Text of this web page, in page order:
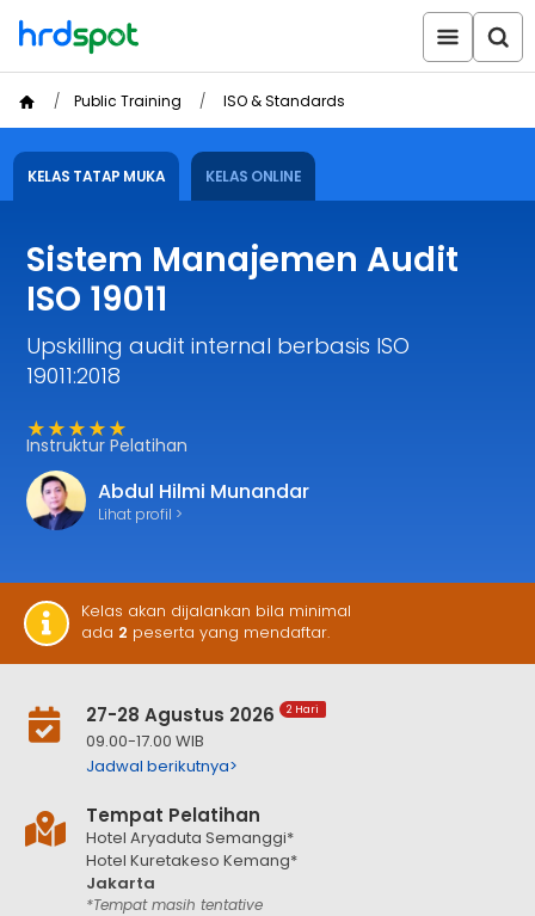
Public Training ISO & Standards
KELAS TATAP MUKA KELAS ONLINE
Sistem Manajemen Audit
ISO 19011
Upskilling audit internal berbasis ISO
19011:2018
★★★★★
Instruktur Pelatihan
Abdul Hilmi Munandar
Lihat profil >
Kelas akan dijalankan bila minimal
ada 2 peserta yang mendaftar.
27-28 Agustus 2026 2 Hari
09.00-17.00 WIB
Jadwal berikutnya>
Tempat Pelatihan
Hotel Aryaduta Semanggi*
Hotel Kuretakeso Kemang*
Jakarta
*Tempat masih tentative